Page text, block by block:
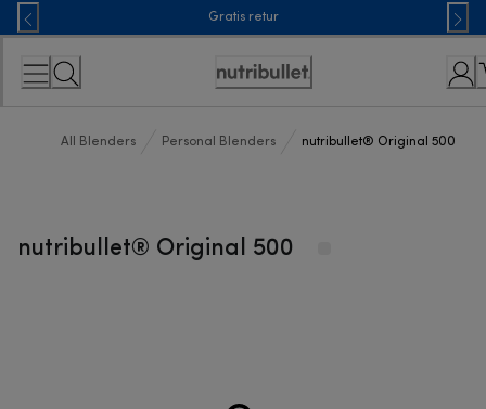
Skip
to
Content
Gratis retur
Accessibility
All Blenders Personal Blenders nutribullet® Original 500
nutribullet® Original 500